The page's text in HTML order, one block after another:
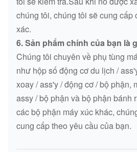
chúng tôi, chúng tôi sẽ cung cấp
xác.
6. Sản phẩm chính của bạn là
Chúng tôi chuyên về phụ tùng
như hộp số động cơ du lịch /
xoay / ass'y / động cơ / bộ phận,
assy / bộ phận và bộ phận bánh
các bộ phận máy xúc khác,
cung cấp theo yêu cầu của bạn.